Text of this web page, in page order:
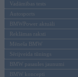
Vadāmības tests
Autosports
BMWPower aktuāli
Reklāmas raksti
Mēneša BMW
Sērijveida tūnings
BMW pasaules jaunumi
BMW koncepti